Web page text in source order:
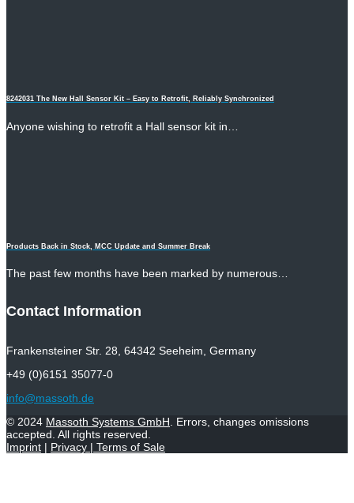
8242031 The New Hall Sensor Kit – Easy to Retrofit, Reliably Synchronized
Anyone wishing to retrofit a Hall sensor kit in…
Products Back in Stock, MCC Update and Summer Break
The past few months have been marked by numerous…
Contact Information
Frankensteiner Str. 28, 64342 Seeheim, Germany
+49 (0)6151 35077-0
info@massoth.de
© 2024 Massoth Systems GmbH . Errors, changes omissions
accepted. All rights reserved.
Imprint | Privacy | Terms of Sale